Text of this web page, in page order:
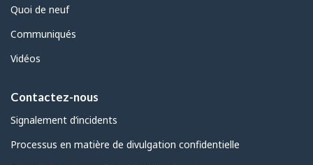
Quoi de neuf
Communiqués
Vidéos
Contactez-nous
Signalement d’incidents
Processus en matière de divulgation confidentielle